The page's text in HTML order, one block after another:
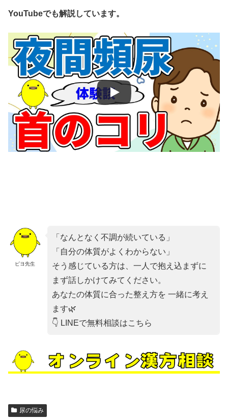
YouTubeでも解説しています。
ピヨ先生
「なんとなく不調が続いている」
「自分の体質がよくわからない」
そう感じている方は、一人で抱え込まずに
まず話しかけてみてください。
あなたの体質に合った整え方を 一緒に考え
ます🌿
👇 LINEで無料相談はこちら
尿の悩み